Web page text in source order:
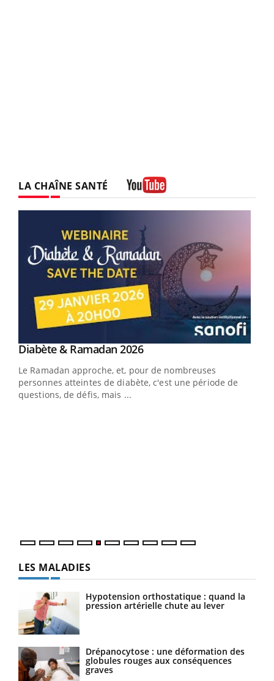
LA CHAÎNE SANTÉ
Youtube
Diabète & Ramadan 2026Youtube
Le Ramadan approche, et, pour de nombreuses
personnes atteintes de diabète, c'est une période de
questions, de défis, mais ...
LES MALADIES
Hypotension orthostatique : quand la
pression artérielle chute au lever
Drépanocytose : une déformation des
globules rouges aux conséquences
graves